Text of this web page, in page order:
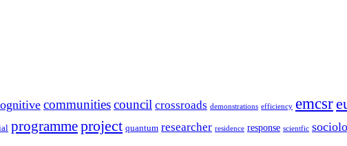
communitiescouncil crossroads demonstrations efficiency emcsr
programmeproject quantum researcher residence response scientfic